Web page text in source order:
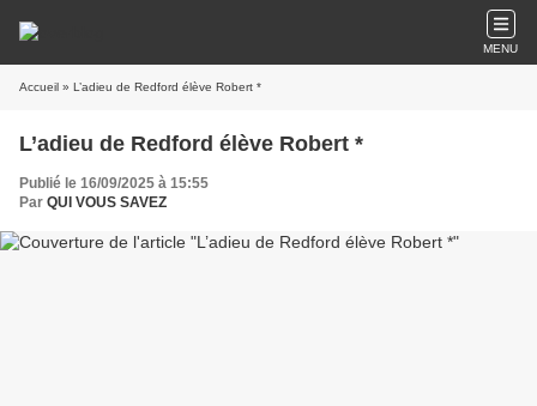
MENU
Accueil » L’adieu de Redford élève Robert *
L’adieu de Redford élève Robert *
Publié le 16/09/2025 à 15:55
Par QUI VOUS SAVEZ